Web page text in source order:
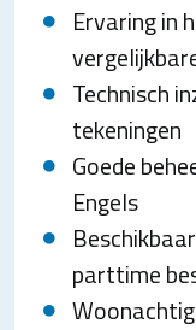
Ervaring in
Technisch
tekeningen
Goede
Engels
parttime